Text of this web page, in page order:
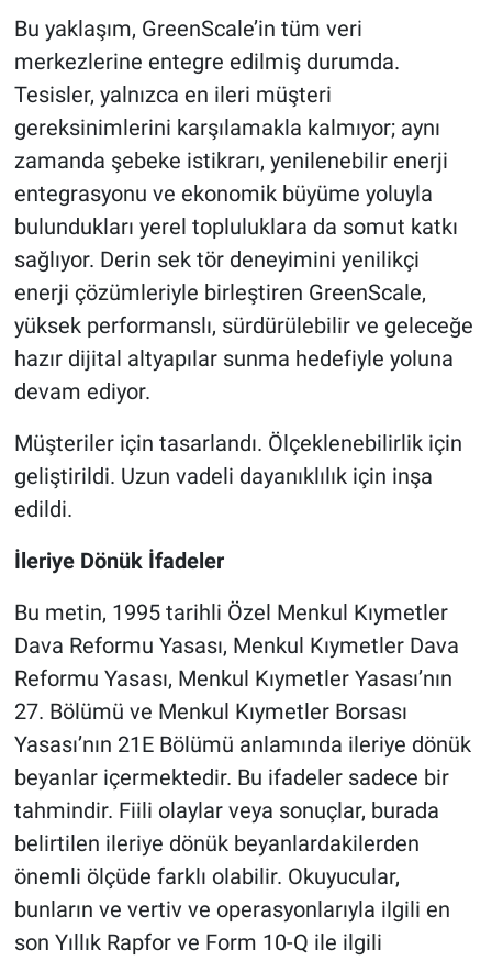
Bu yaklaşım, GreenScale’in tüm veri
merkezlerine entegre edilmiş durumda.
Tesisler, yalnızca en ileri müşteri
gereksinimlerini karşılamakla kalmıyor; aynı
zamanda şebeke istikrarı, yenilenebilir enerji
entegrasyonu ve ekonomik büyüme yoluyla
bulundukları yerel topluluklara da somut katkı
sağlıyor. Derin sek tör deneyimini yenilikçi
enerji çözümleriyle birleştiren GreenScale,
yüksek performanslı, sürdürülebilir ve geleceğe
hazır dijital altyapılar sunma hedefiyle yoluna
devam ediyor.
Müşteriler için tasarlandı. Ölçeklenebilirlik için
geliştirildi. Uzun vadeli dayanıklılık için inşa
edildi.
İleriye Dönük İfadeler
Bu metin, 1995 tarihli Özel Menkul Kıymetler
Dava Reformu Yasası, Menkul Kıymetler Dava
Reformu Yasası, Menkul Kıymetler Yasası’nın
27. Bölümü ve Menkul Kıymetler Borsası
Yasası’nın 21E Bölümü anlamında ileriye dönük
beyanlar içermektedir. Bu ifadeler sadece bir
tahmindir. Fiili olaylar veya sonuçlar, burada
belirtilen ileriye dönük beyanlardakilerden
önemli ölçüde farklı olabilir. Okuyucular,
bunların ve vertiv ve operasyonlarıyla ilgili en
son Yıllık Rapfor ve Form 10-Q ile ilgili